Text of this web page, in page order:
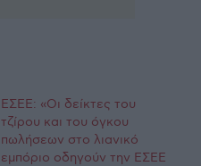
ΕΣΕΕ: «Οι δείκτες του
τζίρου και του όγκου
πωλήσεων στο λιανικό
εμπόριο οδηγούν την ΕΣΕΕ